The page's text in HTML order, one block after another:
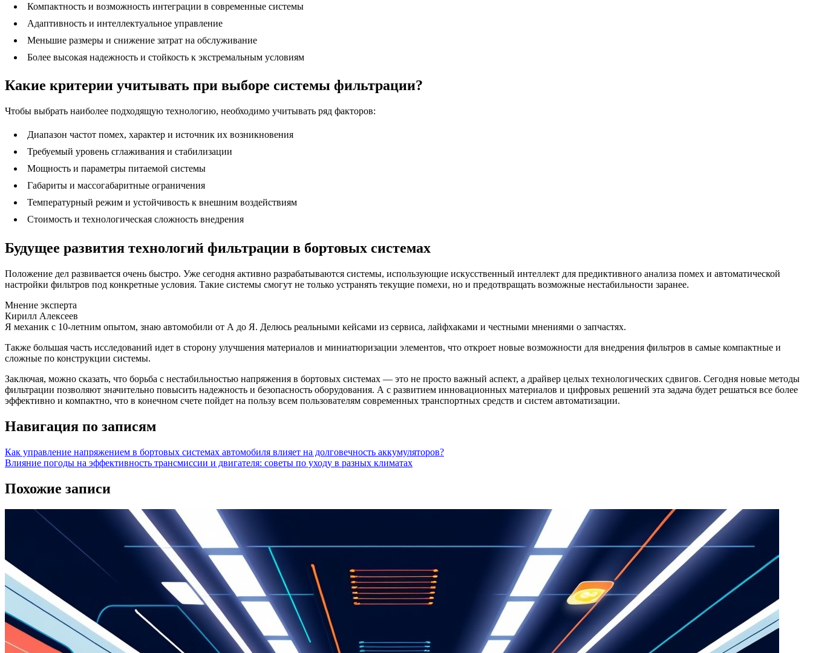
Компактность и возможность интеграции в современные системы
Адаптивность и интеллектуальное управление
Меньшие размеры и снижение затрат на обслуживание
Более высокая надежность и стойкость к экстремальным условиям
Какие критерии учитывать при выборе системы фильтрации?
Чтобы выбрать наиболее подходящую технологию, необходимо учитывать ряд факторов:
Диапазон частот помех, характер и источник их возникновения
Требуемый уровень сглаживания и стабилизации
Мощность и параметры питаемой системы
Габариты и массогабаритные ограничения
Температурный режим и устойчивость к внешним воздействиям
Стоимость и технологическая сложность внедрения
Будущее развития технологий фильтрации в бортовых системах
Положение дел развивается очень быстро. Уже сегодня активно разрабатываются системы, использующие искусственный интеллект для предиктивного анализа помех и автоматической
настройки фильтров под конкретные условия. Такие системы смогут не только устранять текущие помехи, но и предотвращать возможные нестабильности заранее.
Мнение эксперта
Кирилл Алексеев
Я механик с 10-летним опытом, знаю автомобили от А до Я. Делюсь реальными кейсами из сервиса, лайфхаками и честными мнениями о запчастях.
Также большая часть исследований идет в сторону улучшения материалов и миниатюризации элементов, что откроет новые возможности для внедрения фильтров в самые компактные и
сложные по конструкции системы.
Заключая, можно сказать, что борьба с нестабильностью напряжения в бортовых системах — это не просто важный аспект, а драйвер целых технологических сдвигов. Сегодня новые методы
фильтрации позволяют значительно повысить надежность и безопасность оборудования. А с развитием инновационных материалов и цифровых решений эта задача будет решаться все более
эффективно и компактно, что в конечном счете пойдет на пользу всем пользователям современных транспортных средств и систем автоматизации.
Навигация по записям
Как управление напряжением в бортовых системах автомобиля влияет на долговечность аккумуляторов?
Влияние погоды на эффективность трансмиссии и двигателя: советы по уходу в разных климатах
Похожие записи